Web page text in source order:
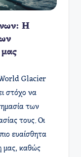
Η
Glacier
στόχο να
των
τους. Οι
ευαίσθητα
μας, καθώς